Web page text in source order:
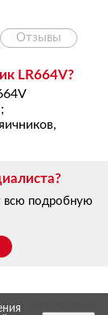
Отзывы
LR664V?
всю подробную